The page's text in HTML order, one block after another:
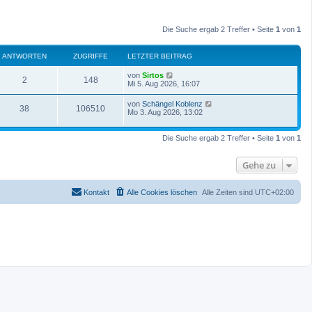
Die Suche ergab 2 Treffer • Seite 1 von 1
ANTWORTEN ZUGRIFFE LETZTER BEITRAG
2A
n
w
e
148Z
u
r
f
e
L
e
t
e
B
von Sirtos
Mi 5. Aug 2026, 16:07
38
n
o
106510Z
u
i
L
e
z
i
r
a
von Schängel Koblenz
Mo 3. Aug 2026, 13:02
Die Suche ergab 2 Treffer • Seite 1 von 1
Gehe zu
Alle Zeiten sind UTC+02:00
Alle Cookies löschen
Kontakt